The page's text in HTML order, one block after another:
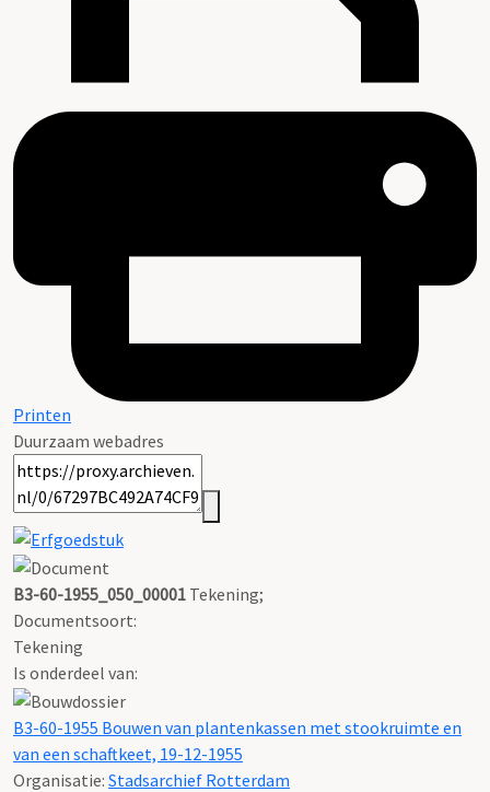
Printen
Duurzaam webadres
B3-60-1955_050_00001 Tekening;
Documentsoort:
Tekening
Is onderdeel van:
B3-60-1955 Bouwen van plantenkassen met stookruimte en
van een schaftkeet, 19-12-1955
Organisatie: Stadsarchief Rotterdam